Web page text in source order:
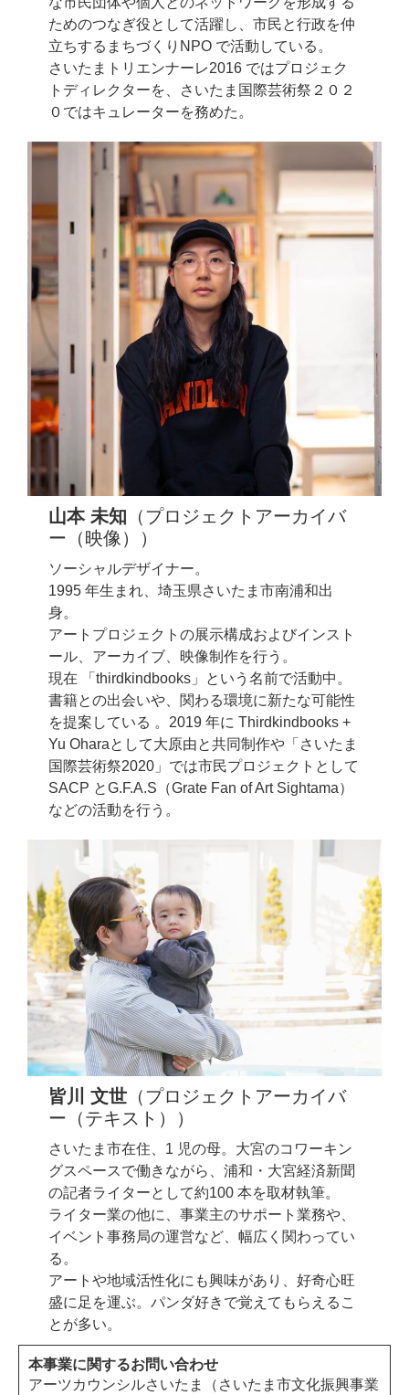
ためのつなぎ役として活躍し、市民と行政を仲
立ちするまちづくりNPO で活動している。
さいたまトリエンナーレ2016 ではプロジェク
トディレクターを、さいたま国際芸術祭２０２
０ではキュレーターを務めた。
山本 未知 （プロジェクトアーカイバ
ー（映像））
ソーシャルデザイナー。
1995 年生まれ、埼玉県さいたま市南浦和出
身。
アートプロジェクトの展示構成およびインスト
ール、アーカイブ、映像制作を行う。
現在 「thirdkindbooks」という名前で活動中。
書籍との出会いや、関わる環境に新たな可能性
を提案している 。2019 年に Thirdkindbooks +
Yu Oharaとして大原由と共同制作や「さいたま
国際芸術祭2020」では市民プロジェクトとして
SACP とG.F.A.S（Grate Fan of Art Sightama）
などの活動を行う。
皆川 文世（プロジェクトアーカイバ
ー（テキスト））
さいたま市在住、1 児の母。大宮のコワーキン
グスペースで働きながら、浦和・大宮経済新聞
の記者ライターとして約100 本を取材執筆。
ライター業の他に、事業主のサポート業務や、
イベント事務局の運営など、幅広く関わってい
る。
アートや地域活性化にも興味があり、好奇心旺
盛に足を運ぶ。パンダ好きで覚えてもらえるこ
とが多い。
本事業に関するお問い合わせ
アーツカウンシルさいたま（さいたま市文化振興事業